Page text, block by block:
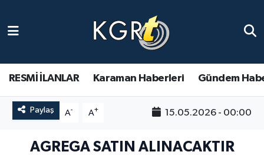
RESMİ İLANLAR Karaman Haberleri Gündem
Paylaş A- A+ 15.05.2026 - 00:00
AGREGA SATIN ALINACAKTIR
Gündem Haberleri
Güncel Haberler